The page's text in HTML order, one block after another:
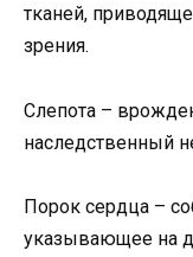
тканей,
зрения.
Слепота –
наследственный
Порок сердца –
указывающее на